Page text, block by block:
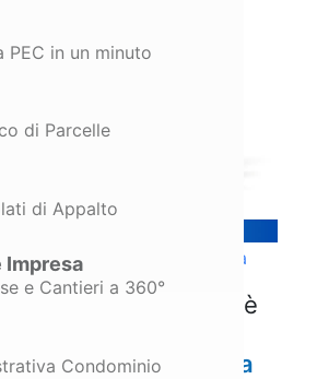
PEC in un minuto
di Parcelle
di Appalto
Impresa
e Cantieri a 360°
Condominio
il più scelto nel campo della
da utilizzare, è
con le normative
ed Assistenza